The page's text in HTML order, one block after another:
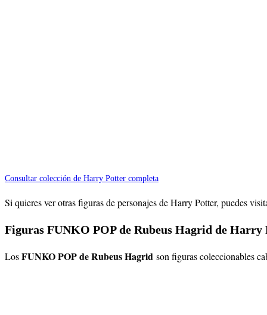
Consultar colección de Harry Potter completa
Si quieres ver otras figuras de personajes de Harry Potter, puedes
Figuras FUNKO POP de Rubeus Hagrid de Harry
LosFUNKO POP de Rubeus Hagrid son figuras coleccionables